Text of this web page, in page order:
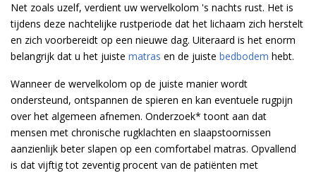
Net zoals uzelf, verdient uw wervelkolom 's nachts rust. Het is
tijdens deze nachtelijke rustperiode dat het lichaam zich herstelt
en zich voorbereidt op een nieuwe dag. Uiteraard is het enorm
belangrijk dat u het juiste matras en de juiste bedbodem hebt.
Wanneer de wervelkolom op de juiste manier wordt
ondersteund, ontspannen de spieren en kan eventuele rugpijn
over het algemeen afnemen. Onderzoek* toont aan dat
mensen met chronische rugklachten en slaapstoornissen
aanzienlijk beter slapen op een comfortabel matras. Opvallend
is dat vijftig tot zeventig procent van de patiënten met